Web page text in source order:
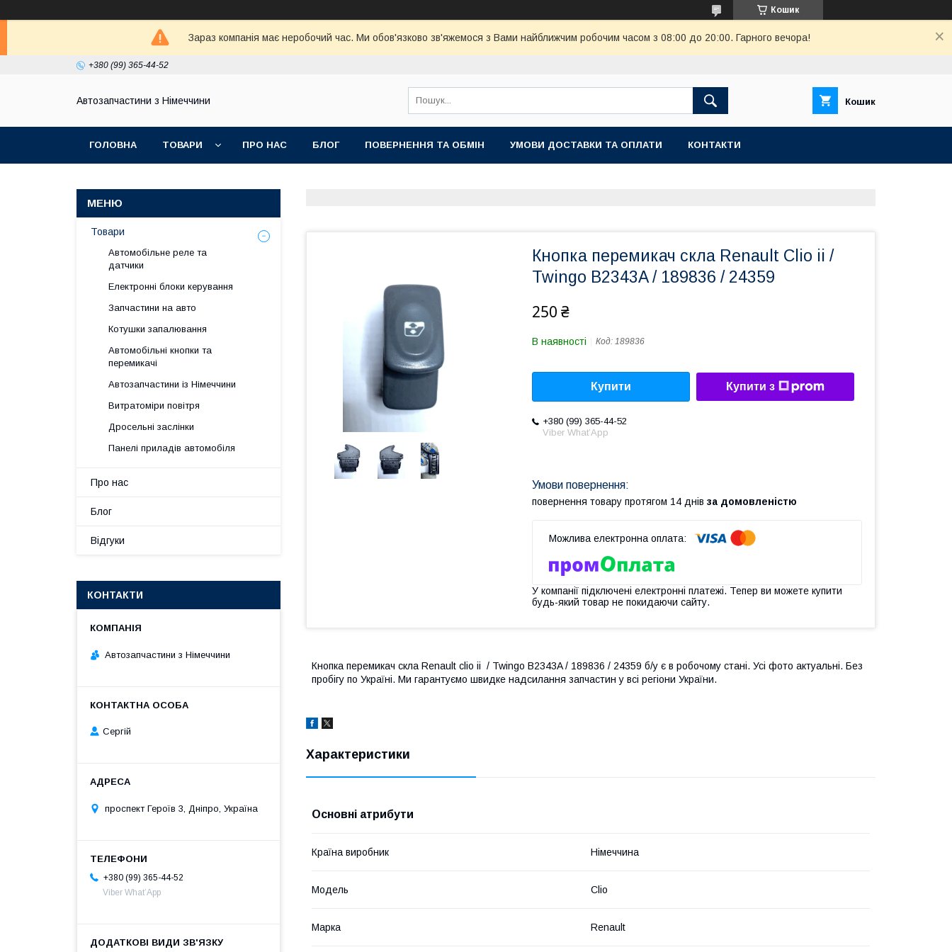
Кошик
Зараз компанія має неробочий час. Ми обов'язково зв'яжемося з Вами найближчим робочим часом з 08:00 до 20:00. Гарного вечора!
+380 (99) 365-44-52
Автозапчастини з Німеччини Кошик
ГОЛОВНА ТОВАРИ ПРО НАС БЛОГ ПОВЕРНЕННЯ ТА ОБМІН УМОВИ ДОСТАВКИ ТА ОПЛАТИ КОНТАКТИ
Кнопка перемикач скла Renault Clio ii /
Twingo B2343A / 189836 / 24359
250 ₴
В наявності Код: 189836
Купити Купити з
+380 (99) 365-44-52
Viber What’App
повернення товару протягом 14 днів за домовленістю
У компанії підключені електронні платежі. Тепер ви можете купити
будь-який товар не покидаючи сайту.
Кнопка перемикач скла Renault clio ii / Twingo B2343A / 189836 / 24359 б/у є в робочому стані. Усі фото актуальні. Без
пробігу по Україні. Ми гарантуємо швидке надсилання запчастин у всі регіони України.
Характеристики
Основні атрибути
Країна виробник Німеччина
Модель Clio
Марка Renault
Товари
Автомобільне реле та
датчики
Електронні блоки керування
Запчастини на авто
Котушки запалювання
Автомобільні кнопки та
перемикачі
Автозапчастини із Німеччини
Витратоміри повітря
Дросельні заслінки
Панелі приладів автомобіля
Про нас
Блог
Відгуки
КОНТАКТИ
Автозапчастини з Німеччини
Сергій
проспект Героїв 3, Дніпро, Україна
+380 (99) 365-44-52
Viber What’App